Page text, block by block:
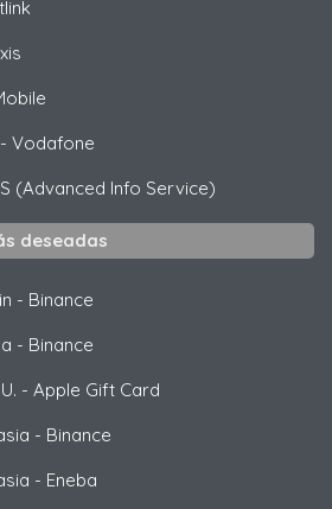
- Vodafone
(Advanced Info Service)
deseadas
- Binance
- Binance
- Apple Gift Card
- Binance
- Eneba